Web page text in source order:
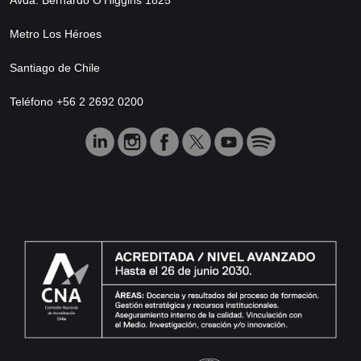
Metro Los Héroes
Santiago de Chile
Teléfono +56 2 2692 0200